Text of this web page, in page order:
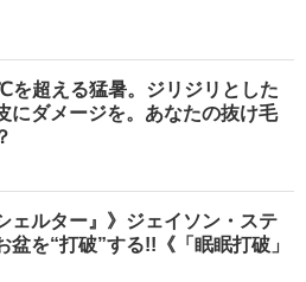
を超える猛暑。ジリジリとした
にダメージを。あなたの抜け毛
ェルター』》ジェイソン・ステ
盆を“打破”する!!《「眠眠打破」